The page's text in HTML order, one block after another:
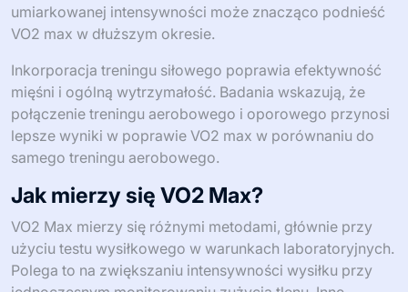
umiarkowanej intensywności może znacząco podnieść
VO2 max w dłuższym okresie.
Inkorporacja treningu siłowego poprawia efektywność
mięśni i ogólną wytrzymałość. Badania wskazują, że
połączenie treningu aerobowego i oporowego przynosi
lepsze wyniki w poprawie VO2 max w porównaniu do
samego treningu aerobowego.
Jak mierzy się VO2 Max?
VO2 Max mierzy się różnymi metodami, głównie przy
użyciu testu wysiłkowego w warunkach laboratoryjnych.
Polega to na zwiększaniu intensywności wysiłku przy